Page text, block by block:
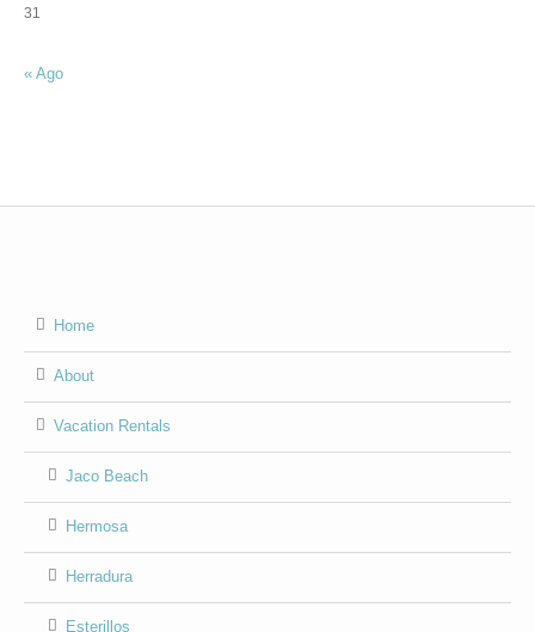
31
« Ago
Home
About
Vacation Rentals
Jaco Beach
Hermosa
Herradura
Esterillos